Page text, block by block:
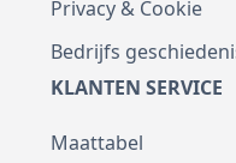
Privacy & Cookie
Bedrijfs
KLANTEN SERVICE
Maattabel